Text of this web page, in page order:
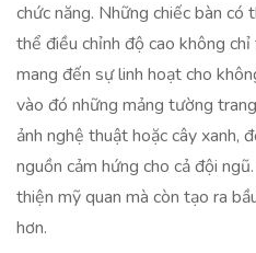
chức năng. Những chiếc bàn có
thể điều chỉnh độ cao không
mang đến sự linh hoạt cho
vào đó những mảng tường
ảnh nghệ thuật hoặc cây xanh,
nguồn cảm hứng cho cả đội
thiện mỹ quan mà còn tạo ra
hơn.